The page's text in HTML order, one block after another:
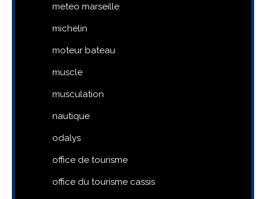
meteo marseille
michelin
moteur bateau
muscle
musculation
nautique
odalys
office de tourisme
office du tourisme cassis